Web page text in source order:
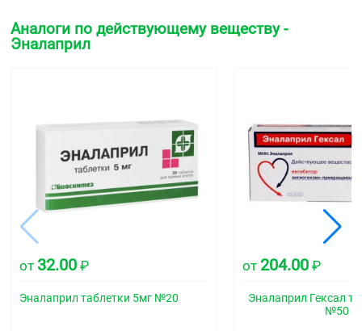
Активное вещество: Эналаприла малеат 5,00 мг
1 таблетка 10 мг содержит:
Активное вещество: Эналаприла малеат 10,00 мг
Вспомогательные вещества: натрия
гидрокарбонат 5,10 мг, лактозы моногидрат 124,60
мг, крахмал кукурузный 21,40 мг, тальк 6,00 мг,
магния стеарат 1,70 мг, краситель железа оксид
красный (Е172) 1,20 мг
Аналоги по действующему веществу -
Эналаприл
от 32.00 ₽
Эналаприл таблетки 5мг №20
от 204.00 ₽
Эналаприл Гексал
№50